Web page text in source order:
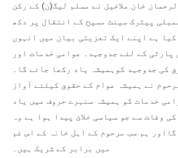
خان ملاخیل نے مسلم لیگ(ن) کے رکن
پیٹرک سینٹ مسیح کے انتقال پر دکھ
ہے اپنے ایک تعزیتی بیان میں انہوں
پارٹی کے لئے جدوجہد۔ عوامی خدمات اور
کی جدوجہد کوہمیشہ یاد رکھا جائے گا۔
نے ہمیشہ عوام کے حقوق کیلئے آواز
خدمات کو ہمیشہ سنہرے حروف میں یاد
وفات سے جو سیاسی خلائ پیدا ہوا ہے وہ
ہم سب مرحوم کے اہل خانہ کے اس غم
میں برابر کے شریک ہیں۔